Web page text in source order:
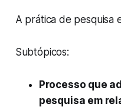
A prática de pesquisa
Subtópicos:
Processo que
pesquisa em